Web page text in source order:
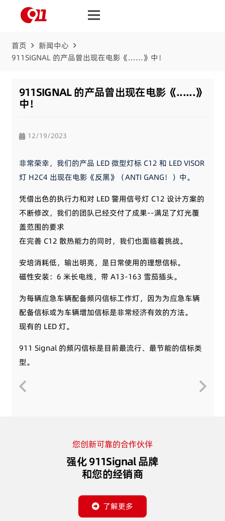
首页
新闻中心
911SIGNAL 的产品曾出现在电影《......》中！
911SIGNAL 的产品曾出现在电影《......》
中！
12/19/2023
非常荣幸，我们的产品 LED 微型灯标 C12 和 LED VISOR
灯 H2C4 出现在电影《反黑》（ANTI GANG！）中。
凭借出色的执行力和对 LED 警用信号灯 C12 设计方案的
不断修改，我们的团队已经交付了成果--满足了灯光覆
盖范围的要求
在完善 C12 散热能力的同时，我们也面临着挑战。
安培消耗低，输出明亮，是日常使用的理想信标。
磁性安装：6 米长电线，带 A13-163 雪茄插头。
为每辆应急车辆配备频闪信标工作灯，因为为应急车辆
配备信标或为车辆增加信标是非常经济有效的方法。
现有的 LED 灯。
911 Signal 的频闪信标是目前最流行、最节能的信标类
型。
您创新可靠的合作伙伴
强化 911Signal 品牌
和您的经销商
了解更多